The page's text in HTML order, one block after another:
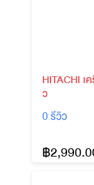
HITACHI
ว
0 รีวิว
฿